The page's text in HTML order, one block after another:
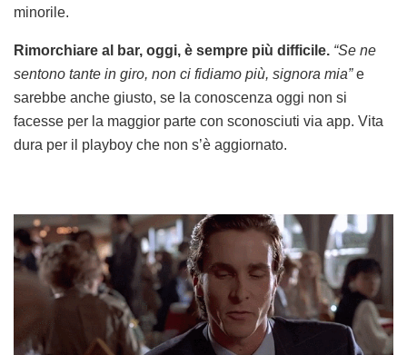
minorile.
Rimorchiare al bar, oggi, è sempre più difficile. “Se ne
sentono tante in giro, non ci fidiamo più, signora mia”e
sarebbe anche giusto, se la conoscenza oggi non si
facesse per la maggior parte con sconosciuti via app. Vita
dura per il playboy che non s’è aggiornato.